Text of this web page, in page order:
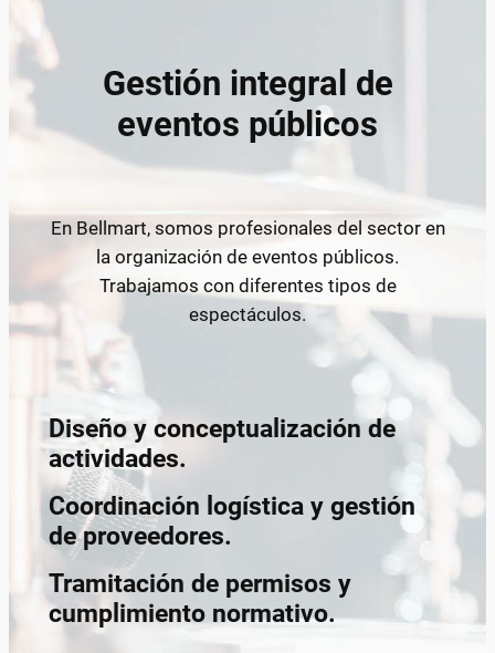
Gestión integral de
eventos públicos
En Bellmart, somos profesionales del sector en
la organización de eventos públicos.
Trabajamos con diferentes tipos de
espectáculos.
Diseño y conceptualización de
actividades.
Coordinación logística y gestión
de proveedores.
Tramitación de permisos y
cumplimiento normativo.